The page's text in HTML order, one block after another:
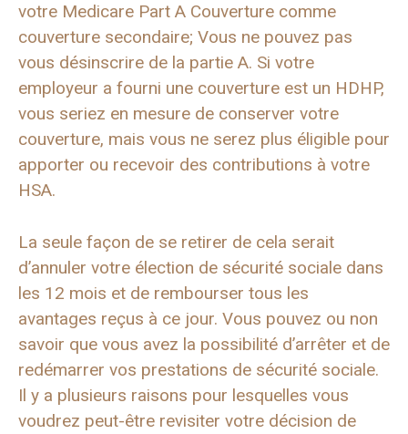
votre Medicare Part A Couverture comme
couverture secondaire; Vous ne pouvez pas
vous désinscrire de la partie A. Si votre
employeur a fourni une couverture est un HDHP,
vous seriez en mesure de conserver votre
couverture, mais vous ne serez plus éligible pour
apporter ou recevoir des contributions à votre
HSA.
La seule façon de se retirer de cela serait
d’annuler votre élection de sécurité sociale dans
les 12 mois et de rembourser tous les
avantages reçus à ce jour. Vous pouvez ou non
savoir que vous avez la possibilité d’arrêter et de
redémarrer vos prestations de sécurité sociale.
Il y a plusieurs raisons pour lesquelles vous
voudrez peut-être revisiter votre décision de